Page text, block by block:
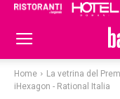
Home
La vetrina del
iHexagon - Rational Italia